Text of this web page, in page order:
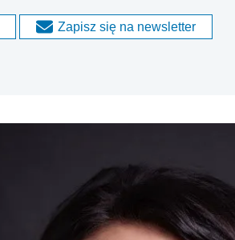
Zapisz się na newsletter